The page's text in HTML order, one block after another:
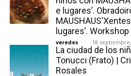
e lugares’.
lugares’.
veredes - 18
La ciudad de los
Tonucci (Frato) |
Rosales